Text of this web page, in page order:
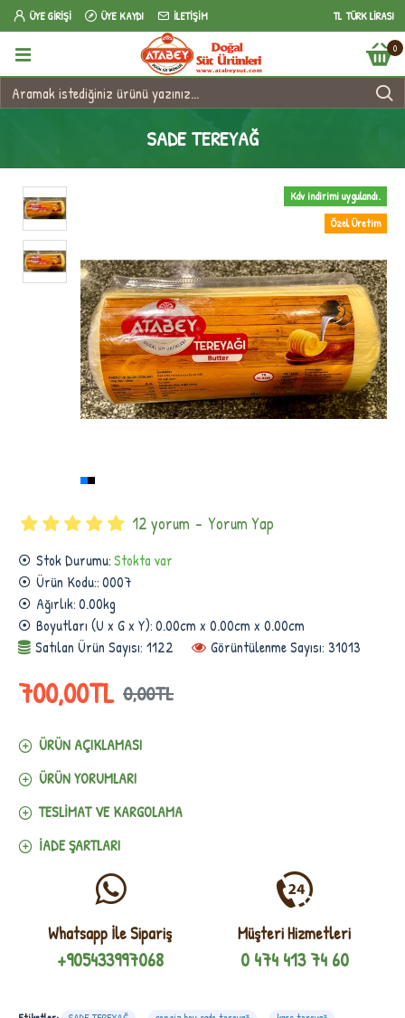
ÜYE GIRIŞI ÜYE KAYDI İLETIŞIM TL TÜRK LIRASI
0
SADE TEREYAĞ
Özel Üretim
Kdv indirimi uygulandı.
Stok Durumu:Stokta var
Ürün Kodu::0007
Ağırlık:0.00kg
Boyutları (U x G x Y):0.00cm x 0.00cm x 0.00cm
Satılan Ürün Sayısı: 1122
Görüntülenme Sayısı: 31013
12 yorum - Yorum Yap
0,00TL
700,00TL
Whatsapp İle Sipariş
+905433997068
Müşteri Hizmetleri
0 474 413 74 60
ÜRÜN AÇIKLAMASI
ÜRÜN YORUMLARI
TESLIMAT VE KARGOLAMA
İADE ŞARTLARI